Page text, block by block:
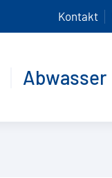
Kontakt
Abwasser